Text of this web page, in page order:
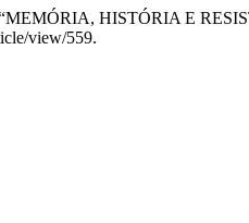
HISTÓRIA E
view/559.